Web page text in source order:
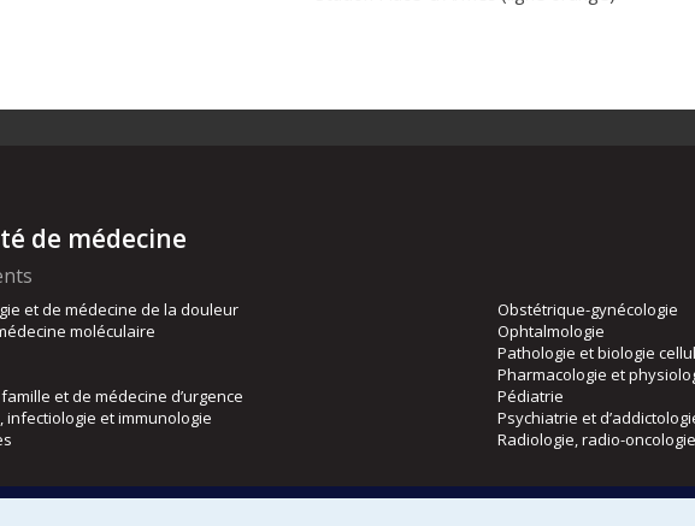
de médecine
et de médecine de la douleur
moléculaire
et de médecine d’urgence
infectiologie et immunologie
Obstétrique-gynécologie
Ophtalmologie
Pathologie et biologie
Pharmacologie et
Pédiatrie
Psychiatrie et
Radiologie, radio-